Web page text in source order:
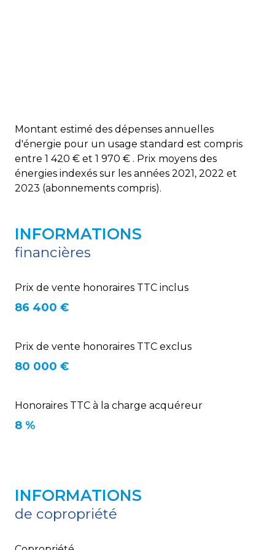
interphone
quartier RENOIR
Montant estimé des dépenses annuelles
d'énergie pour un usage standard est compris
entre 1 420 € et 1 970 € . Prix moyens des
énergies indexés sur les années 2021, 2022 et
2023 (abonnements compris).
INFORMATIONS
financières
Prix de vente honoraires TTC inclus
86 400 €
Prix de vente honoraires TTC exclus
80 000 €
Honoraires TTC à la charge acquéreur
8 %
INFORMATIONS
de copropriété